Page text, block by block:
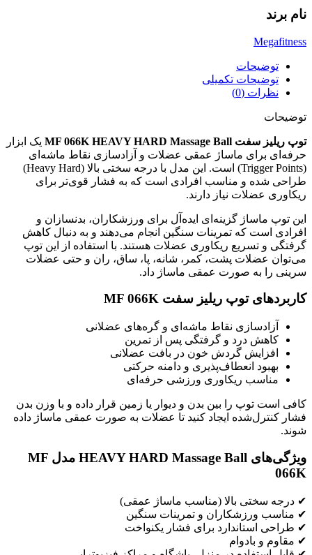
نام برند
Megafitness
توضیحات
توضیحات تکمیلی
نظرات (0)
توضیحات
توپ ریلیز سفت MF 066K HEAVY HARD Massage Ball
یک ابزار
حرفه‌ای برای ماساژ عمقی عضلات و آزادسازی نقاط ماشه‌ای
(Trigger Points) است. این مدل با درجه سختی بالا (Heavy Hard)
طراحی شده و مناسب افرادی است که به فشار قوی‌تر برای
ریکاوری عضلات نیاز دارند.
این توپ ماساژ گزینه‌ای ایده‌آل برای ورزشکاران، بدنسازان و
افرادی است که تمرینات سنگین انجام می‌دهند و به دنبال کاهش
گرفتگی و تسریع ریکاوری عضلات هستند. با استفاده از این توپ
می‌توان عضلات پشت، کمر، شانه، پا، ساق، ران و حتی عضلات
سرینی را به صورت عمقی ماساژ داد.
کاربردهای توپ ریلیز سفت MF 066K
آزادسازی نقاط ماشه‌ای و گره‌های عضلانی
کاهش درد و گرفتگی پس از تمرین
افزایش گردش خون در بافت عضلانی
بهبود انعطاف‌پذیری و دامنه حرکتی
مناسب ریکاوری ورزشی حرفه‌ای
کافی است توپ را بین بدن و دیوار یا زمین قرار داده و با وزن بدن
فشار کنترل‌شده ایجاد کنید تا عضلات به صورت عمقی ماساژ داده
شوند.
ویژگی‌های HEAVY HARD Massage Ball مدل MF
066K
✔ درجه سختی بالا (مناسب ماساژ عمقی)
✔ مناسب ورزشکاران و تمرینات سنگین
✔ طراحی استاندارد برای فشار یکنواخت
✔ مقاوم و بادوام